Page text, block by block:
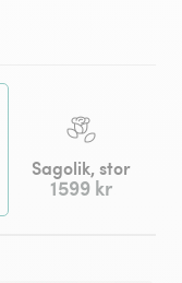
Sagolik, stor
1599 kr